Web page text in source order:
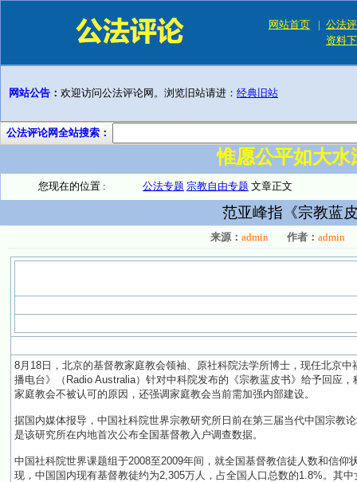
网站首页 | 公法
资料
网站公告： 欢迎访问公法评论网。浏览旧站请进： 经典旧站
公法评论网全站搜索：
惟愿公平如大
您现在的位置 : 公法专题 宗教自由专题 文章正文
范亚峰指《宗教蓝
来源： admin 作者： admin
8月18日，北京的基督教家庭教会领袖、原社科院法学所博士，现任北京
播电台》（Radio Australia）针对中科院发布的《宗教蓝皮书》给予回应
家庭教会不被认可的原因，还强调家庭教会当前需加强内部建设。
据国内媒体报导，中国社科院世界宗教研究所日前在第三届当代中国宗教
是该研究所在内地首次公布全国基督教入户调查数据。
中国社科院世界课题组于2008至2009年间，就全国基督教信徒人数和信仰
现，中国国内现有基督教徒约为2,305万人，占全国人口总数的1.8%。其